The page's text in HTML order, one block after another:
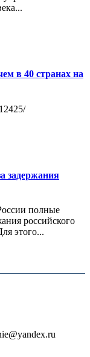
в 40 странах на
задержания
полные
российского
этого...